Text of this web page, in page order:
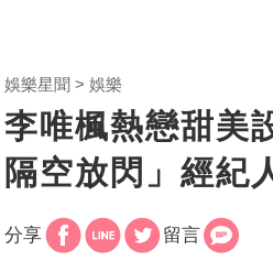
娛樂星聞 娛樂
李唯楓熱戀甜美
隔空放閃」經紀
分享 留言